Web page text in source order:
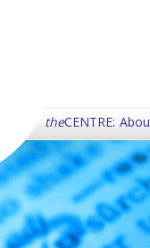
theCENTRE: